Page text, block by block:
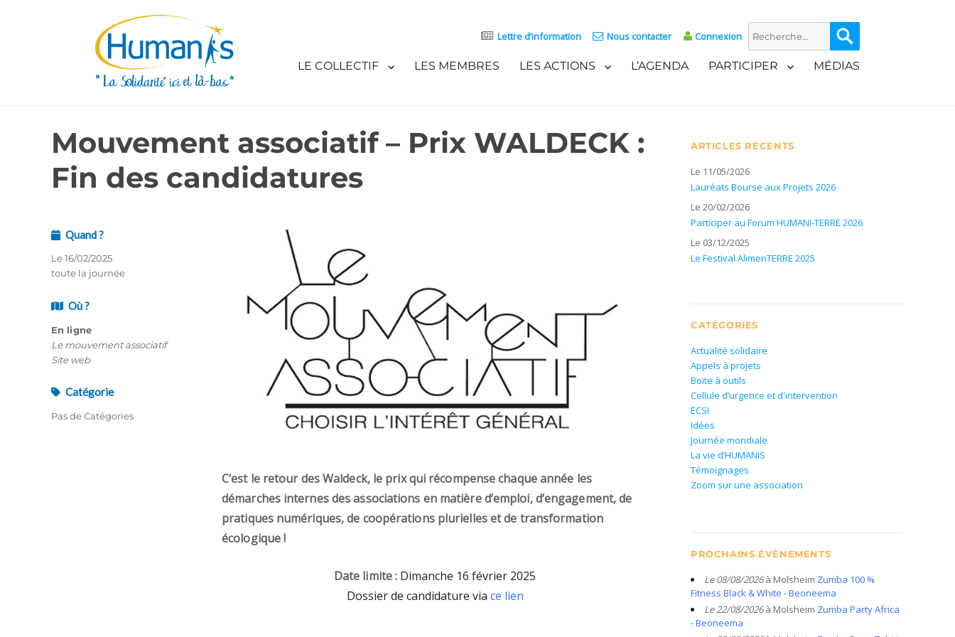
Lettre d’information Nous contacter Connexion
Recherche
pour :
LE COLLECTIF LES MEMBRES LES ACTIONS L’AGENDA PARTICIPER MÉDIAS
Mouvement associatif – Prix WALDECK :
Fin des candidatures
C’est le retour des Waldeck, le prix qui récompense chaque année les
démarches internes des associations en matière d’emploi, d’engagement, de
pratiques numériques, de coopérations plurielles et de transformation
écologique !
Date limite : Dimanche 16 février 2025
Dossier de candidature via ce lien
Quand ?
Le 16/02/2025
toute la journée
Où ?
En ligne
Le mouvement associatif
Site web
Catégorie
Pas de Catégories
ARTICLES RÉCENTS
Le 11/05/2026
Lauréats Bourse aux Projets 2026
Le 20/02/2026
Participer au Forum HUMANI-TERRE 2026
Le 03/12/2025
Le Festival AlimenTERRE 2025
CATÉGORIES
Actualité solidaire
Appels à projets
Boite à outils
Cellule d’urgence et d'intervention
ECSI
Idées
Journée mondiale
La vie d’HUMANIS
Témoignages
Zoom sur une association
PROCHAINS ÉVÈNEMENTS
Le 08/08/2026à Molsheim Zumba 100 %
Fitness Black & White - Beoneema
Le 22/08/2026à Molsheim Zumba Party Africa
- Beoneema